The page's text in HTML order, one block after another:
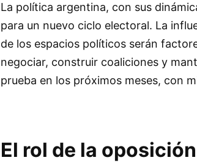
La política argentina, con sus
para un nuevo ciclo electoral. La
de los espacios políticos serán
negociar, construir coaliciones y
prueba en los próximos meses, con
El rol de la